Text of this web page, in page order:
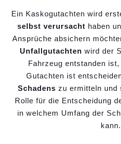
Ein Kaskogutachten wird
selbst verursacht haben
Ansprüche absichern
Unfallgutachten wird der
Fahrzeug entstanden
Gutachten ist
Schadens zu ermitteln und
Rolle für die Entscheidung
in welchem Umfang der
kann.